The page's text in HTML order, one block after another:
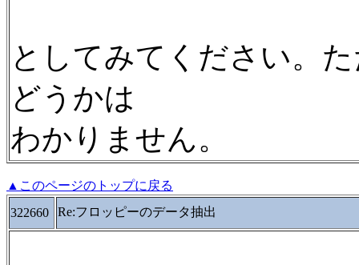
としてみてください。
どうかは
わかりません。
▲このページのトップに戻る
322660
Re:フロッピーのデータ抽出